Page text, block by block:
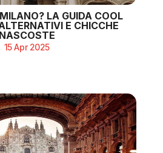
LA GUIDA COOL
E CHICCHE
NASCOSTE
15 Apr 2025